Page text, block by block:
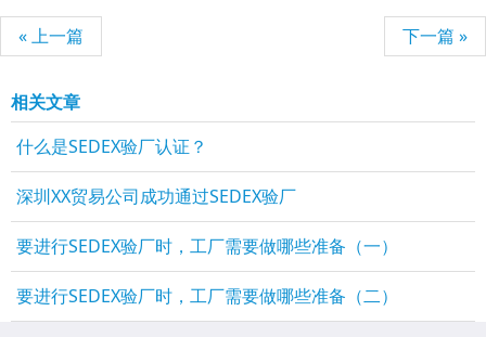
« 上一篇 下一篇 »
相关文章
什么是SEDEX验厂认证？
深圳XX贸易公司成功通过SEDEX验厂
要进行SEDEX验厂时，工厂需要做哪些准备（一）
要进行SEDEX验厂时，工厂需要做哪些准备（二）